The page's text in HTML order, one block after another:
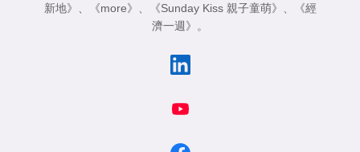
新地》
《more》 《Sunday Kiss 親子童萌》
《經
濟一週》
。